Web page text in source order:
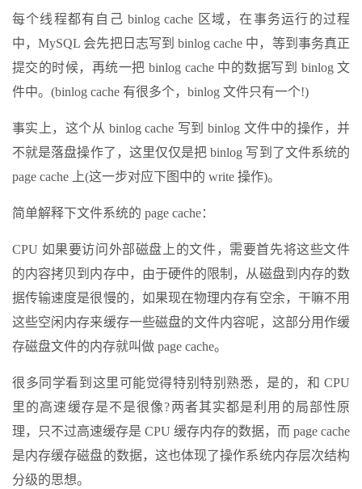
每个线程都有自己 binlog cache 区域，在事务运行的过程
中，MySQL 会先把日志写到 binlog cache 中，等到事务真正
提交的时候，再统一把 binlog cache 中的数据写到 binlog 文
件中。(binlog cache 有很多个，binlog 文件只有一个!)
事实上，这个从 binlog cache 写到 binlog 文件中的操作，并
不就是落盘操作了，这里仅仅是把 binlog 写到了文件系统的
page cache 上(这一步对应下图中的 write 操作)。
简单解释下文件系统的 page cache：
CPU 如果要访问外部磁盘上的文件，需要首先将这些文件
的内容拷贝到内存中，由于硬件的限制，从磁盘到内存的数
据传输速度是很慢的，如果现在物理内存有空余，干嘛不用
这些空闲内存来缓存一些磁盘的文件内容呢，这部分用作缓
存磁盘文件的内存就叫做 page cache。
很多同学看到这里可能觉得特别特别熟悉，是的，和 CPU
里的高速缓存是不是很像?两者其实都是利用的局部性原
理，只不过高速缓存是 CPU 缓存内存的数据，而 page cache
是内存缓存磁盘的数据，这也体现了操作系统内存层次结构
分级的思想。